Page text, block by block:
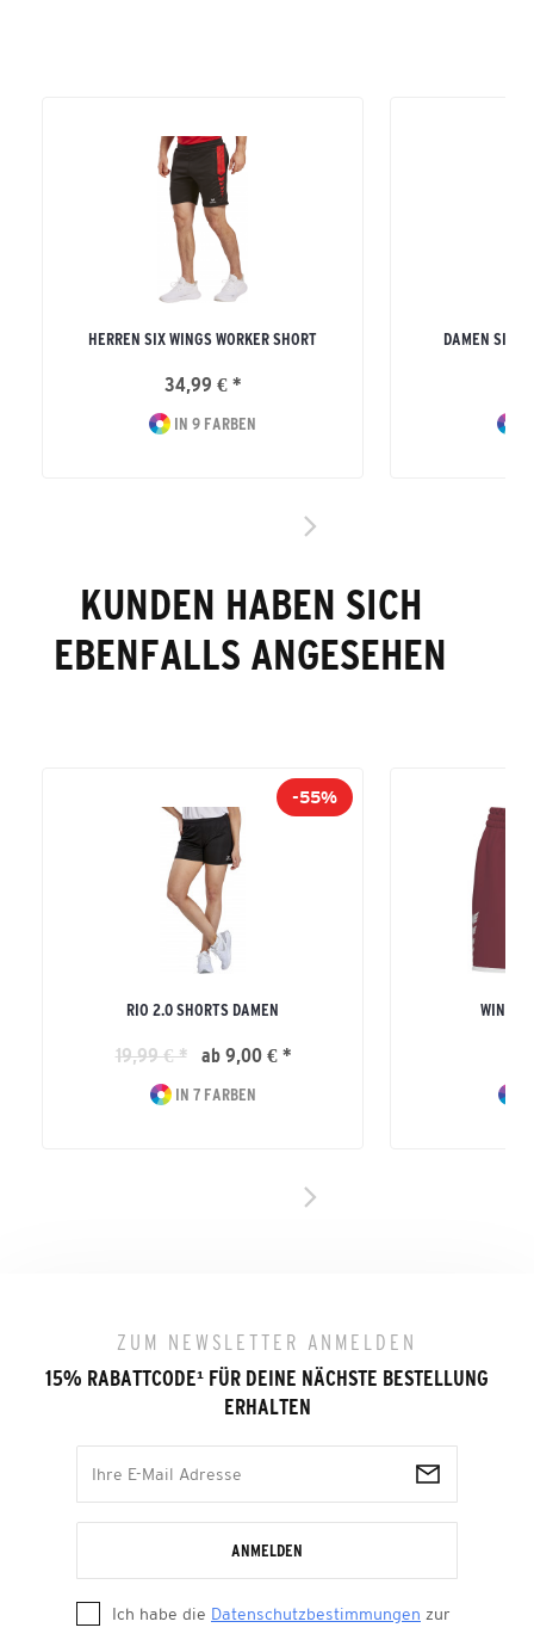
HERREN SIX WINGS WORKER SHORT
34,99 € *
IN 9 FARBEN
DAMEN SIX
KUNDEN HABEN SICH
EBENFALLS ANGESEHEN
-55%
RIO 2.0 SHORTS DAMEN
19,99 € * ab 9,00 € *
IN 7 FARBEN
WINGS
ZUM NEWSLETTER ANMELDEN
15% RABATTCODE¹ FÜR DEINE NÄCHSTE BESTELLUNG
ERHALTEN
ANMELDEN
Ich habe die Datenschutzbestimmungen zur